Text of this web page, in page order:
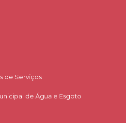
de Serviços​
de Água e Esgoto